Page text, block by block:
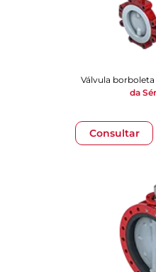
Consultar
Válvula
da